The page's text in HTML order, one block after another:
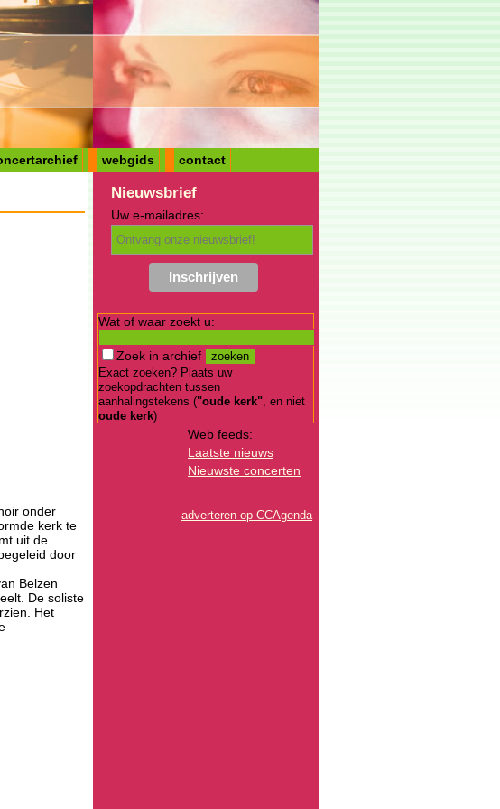
webgids contact
onder
kerk te
uit de
door
Belzen
De soliste
Het
Nieuwsbrief
Uw e-mailadres:
Wat of waar zoekt u:
Zoek in archief
Exact zoeken? Plaats uw
zoekopdrachten tussen
aanhalingstekens ("oude kerk", en niet
oude kerk)
Web feeds:
Laatste nieuws
Nieuwste concerten
adverteren op CCAgenda